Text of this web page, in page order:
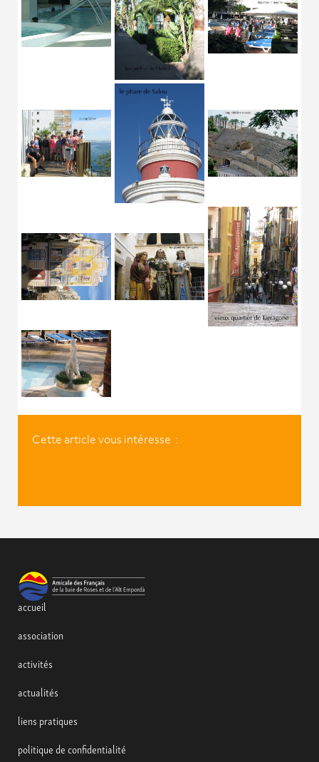
Cette article vous intéresse :
accueil
association
activités
actualités
liens pratiques
politique de confidentialité